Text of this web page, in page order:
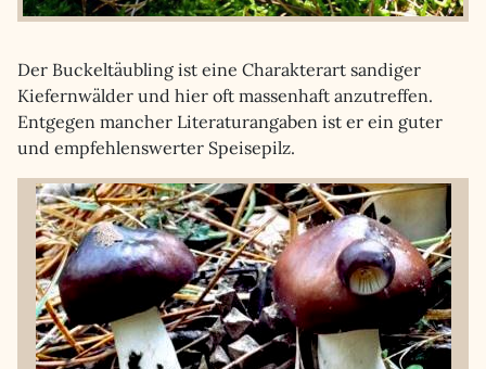
Der Buckeltäubling ist eine Charakterart sandiger
Kiefernwälder und hier oft massenhaft anzutreffen.
Entgegen mancher Literaturangaben ist er ein guter
und empfehlenswerter Speisepilz.